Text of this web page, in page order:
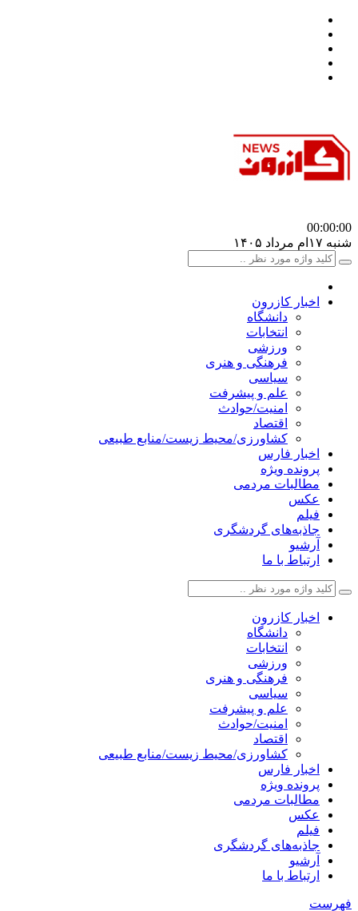
00:00:00
شنبه ۱۷ام مرداد ۱۴۰۵
اخبار کازرون
دانشگاه
انتخابات
ورزشی
فرهنگی و هنری
سیاسی
علم و پیشرفت
امنیت/حوادث
اقتصاد
کشاورزی/محیط زیست/منابع طبیعی
اخبار فارس
پرونده ویژه
مطالبات مردمی
عکس
فیلم
جاذبه‌های گردشگری
آرشیو
ارتباط با ما
اخبار کازرون
دانشگاه
انتخابات
ورزشی
فرهنگی و هنری
سیاسی
علم و پیشرفت
امنیت/حوادث
اقتصاد
کشاورزی/محیط زیست/منابع طبیعی
اخبار فارس
پرونده ویژه
مطالبات مردمی
عکس
فیلم
جاذبه‌های گردشگری
آرشیو
ارتباط با ما
فهرست